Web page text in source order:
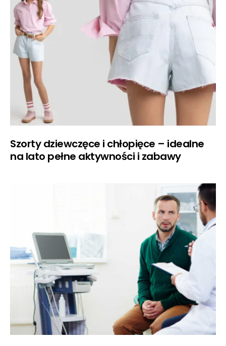
Szorty dziewczęce i chłopięce – idealne
na lato pełne aktywności i zabawy